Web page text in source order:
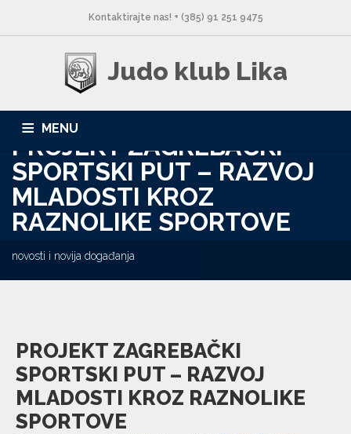
Kontaktirajte nas! + (385) 91 251 9475
Judo klub Lika
MENU
NASLOVNA NOVOSTI O NAMA LOKACIJE
GALERIJA KONTAKT
PROJEKT ZAGREBAČKI
SPORTSKI PUT – RAZVOJ
MLADOSTI KROZ
RAZNOLIKE SPORTOVE
novosti i novija događanja
PROJEKT ZAGREBAČKI
SPORTSKI PUT – RAZVOJ
MLADOSTI KROZ RAZNOLIKE
SPORTOVE